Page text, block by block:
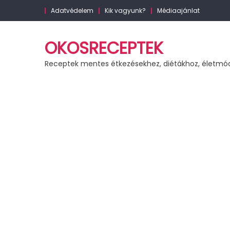
to
Adatvédelem Kik vagyunk? Médiaajánlat
OKOSRECEPTEK
Receptek mentes étkezésekhez, diétákhoz,